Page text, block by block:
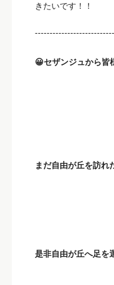
きたいです！！
😀セザンジュから皆
まだ自由が丘を訪れ
是非自由が丘へ足を